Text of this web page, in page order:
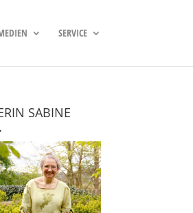
SERVICE
SABINE